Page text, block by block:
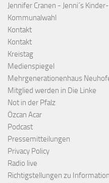
Jennifer Cranen - Jenni´s
Kommunalwahl
Kontakt
Kontakt
Kreistag
Medienspiegel
Mehrgenerationenhaus
Mitglied werden in Die Linke
Not in der Pfalz
Özcan Acar
Podcast
Pressemitteilungen
Privacy Policy
Radio live
Richtigstellungen zu